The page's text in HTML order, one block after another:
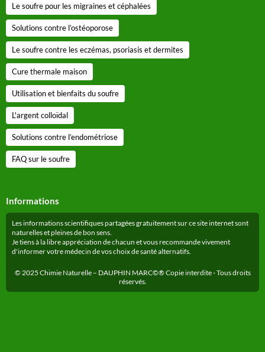
Le soufre pour les migraines et céphalées
Solutions contre l’ostéoporose
Le soufre contre les eczémas, psoriasis et dermites
Cure thermale maison
Utilisation et bienfaits du soufre
L'argent colloïdal
Solutions contre l’endométriose
FAQ sur le soufre
Informations
Les informations scientifiques partagées gratuitement sur ce site internet sont
naturelles et pleines de bon sens.
Je tiens à la libre appréciation de chacun et vous recommande vivement
d'informer votre médecin de vos choix de santé alternatifs.
© 2025 Chimie Naturelle – DAUPHIN MARC©® Copie interdite - Tous droits
réservés.